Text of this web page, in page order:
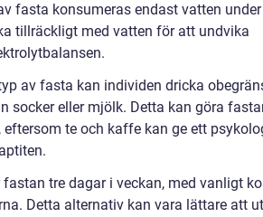
fasta konsumeras endast vatten under
tillräckligt med vatten för att undvika
av fasta kan individen dricka
socker eller mjölk. Detta kan göra
te och kaffe kan ge ett
tre dagar i veckan, med vanligt
Detta alternativ kan vara lättare att